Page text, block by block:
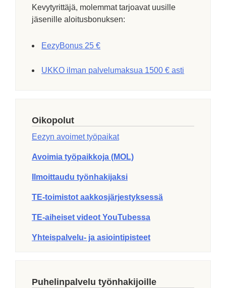
Kevytyrittäjä, molemmat tarjoavat uusille
jäsenille aloitusbonuksen:
EezyBonus 25 €
UKKO ilman palvelumaksua 1500 € asti
Oikopolut
Eezyn avoimet työpaikat
Avoimia työpaikkoja (MOL)
Ilmoittaudu työnhakijaksi
TE-toimistot aakkosjärjestyksessä
TE-aiheiset videot YouTubessa
Yhteispalvelu- ja asiointipisteet
Puhelinpalvelu työnhakijoille